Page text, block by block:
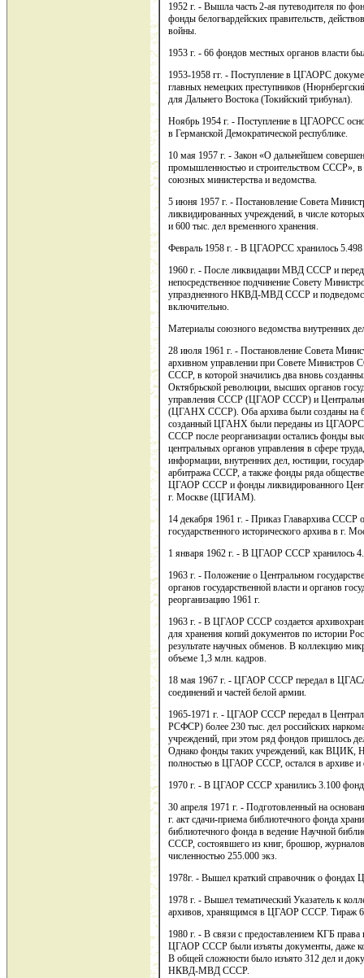
1952 г. - Вышла часть 2-ая путеводителя по
фонды белогвардейских правительств,
войны.
1953 г. - 66 фондов местных органов власти
1953-1958 гг. - Поступление в ЦГАОРС
главных немецких преступников
для Дальнего Востока (Токийский трибунал).
Ноябрь 1954 г. - Поступление в ЦГАОРСС
в Германской Демократической республике.
10 мая 1957 г. - Закон «О дальнейшем
промышленностью и строительством СССР», в
союзных министерства и ведомства.
5 июня 1957 г. - Постановление Совета
ликвидированных учреждений, в числе
и 600 тыс. дел временного хранения.
Февраль 1958 г. - В ЦГАОРСС хранилось 5.498
1960 г. - После ликвидации МВД СССР и
непосредственное подчинение Совету
упраздненного НКВД-МВД СССР и
включительно.
Материалы союзного ведомства внутренних
28 июля 1961 г. - Постановление Совета
архивном управлении при Совете Министров
СССР, в которой значились два вновь
Октябрьской революции, высших органов
управления СССР (ЦГАОР СССР) и
(ЦГАНХ СССР). Оба архива были созданы на
созданный ЦГАНХ были переданы из
СССР после реорганизации остались фонды
центральных органов управления в сфере
информации, внутренних дел, юстиции,
арбитража СССР, а также фонды ряда
ЦГАОР СССР и фонды ликвидированного
г. Москве (ЦГИАМ).
14 декабря 1961 г. - Приказ Главархива
государственного исторического архива в
1 января 1962 г. - В ЦГАОР СССР хранилось
1963 г. - Положение о Центральном
органов государственной власти и органов
реорганизацию 1961 г.
1963 г. - В ЦГАОР СССР создается
для хранения копий документов по истории
результате научных обменов. В коллекцию
объеме 1,3 млн. кадров.
18 мая 1967 г. - ЦГАОР СССР передал в
соединений и частей белой армии.
1965-1971 г. - ЦГАОР СССР передал в
РСФСР) более 230 тыс. дел российских
учреждений, при этом ряд фондов пришлось
Однако фонды таких учреждений, как
полностью в ЦГАОР СССР, остался в архиве
1970 г. - В ЦГАОР СССР хранились 3.100
30 апреля 1971 г. - Подготовленный на
г. акт сдачи-приема библиотечного фонда
библиотечного фонда в ведение Научной
СССР, состоявшего из книг, брошюр,
численностью 255.000 экз.
1978г. - Вышел краткий справочник о
1978 г. - Вышел тематический Указатель к
архивов, хранящимся в ЦГАОР СССР. Тираж
1980 г. - В связи с предоставлением КГБ
ЦГАОР СССР были изъяты документы, даже
В общей сложности было изъято 312 дел и
НКВД-МВД СССР.